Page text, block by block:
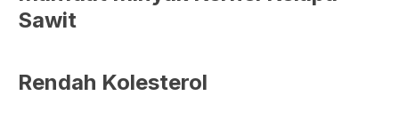
Sawit
Rendah Kolesterol